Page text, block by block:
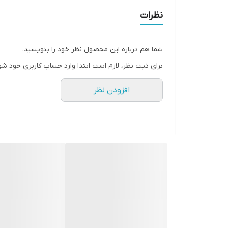
نظرات
شما هم درباره این محصول نظر خود را بنویسید.
برای ثبت نظر، لازم است ابتدا وارد حساب کاربری خود
افزودن نظر